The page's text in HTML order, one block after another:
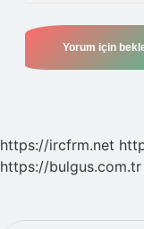
https://ircfrm.net
https://bulgus.com.tr